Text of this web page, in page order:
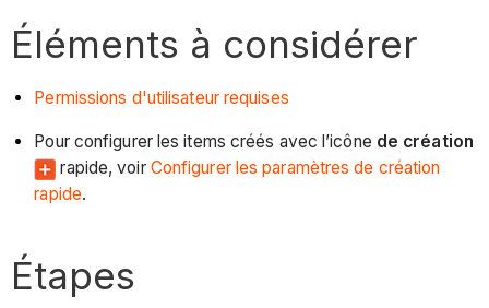
Éléments à considérer
Permissions d'utilisateur requises
Pour configurer les items créés avec l’icône de création
rapide, voir Configurer les paramètres de création
rapide.
Étapes